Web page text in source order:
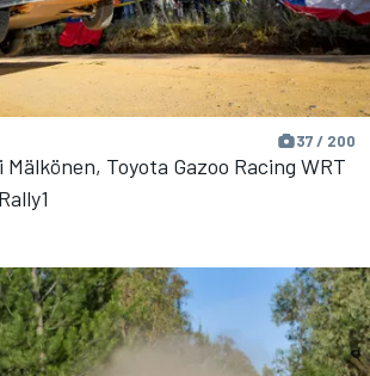
37 / 200
Toyota Gazoo Racing WRT